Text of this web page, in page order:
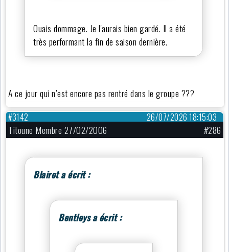
Ouais dommage. Je l'aurais bien gardé. Il a été
très performant la fin de saison dernière.
A ce jour qui n’est encore pas rentré dans le groupe ???
26/07/2026 18:15:03
#3142
Titoune Membre 27/02/2006 #286
Blairot a écrit :
Bentleys a écrit :